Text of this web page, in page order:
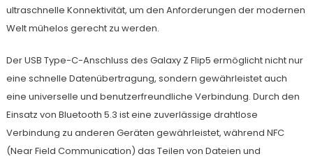
ultraschnelle Konnektivität, um den Anforderungen der modernen
Welt mühelos gerecht zu werden.
Der USB Type-C-Anschluss des Galaxy Z Flip5 ermöglicht nicht nur
eine schnelle Datenübertragung, sondern gewährleistet auch
eine universelle und benutzerfreundliche Verbindung. Durch den
Einsatz von Bluetooth 5.3 ist eine zuverlässige drahtlose
Verbindung zu anderen Geräten gewährleistet, während NFC
(Near Field Communication) das Teilen von Dateien und